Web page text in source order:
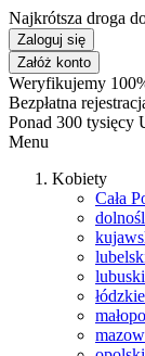
Najkrótsza droga
Zaloguj się
Załóż konto
Weryfikujemy
Bezpłatna
Ponad 300 tysięcy
Menu
Kobiety
Cała
łódzkie